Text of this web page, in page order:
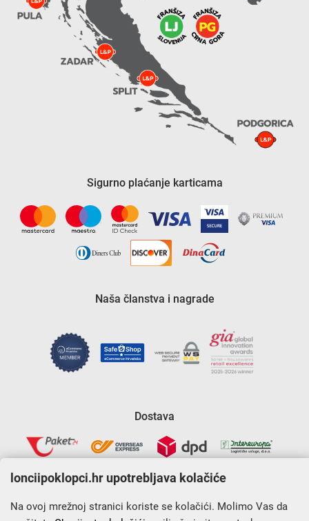
Sigurno plaćanje karticama
Naša članstva i nagrade
Dostava
lonciipoklopci.hr upotrebljava kolačiće
Na ovoj mrežnoj stranici koriste se kolačići. Molimo Vas da